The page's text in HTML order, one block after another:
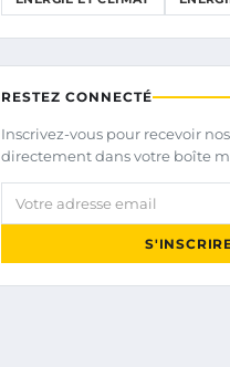
RESTEZ CONNECTÉ
Inscrivez-vous pour recevoir
directement dans votre boîte
Votre adresse email